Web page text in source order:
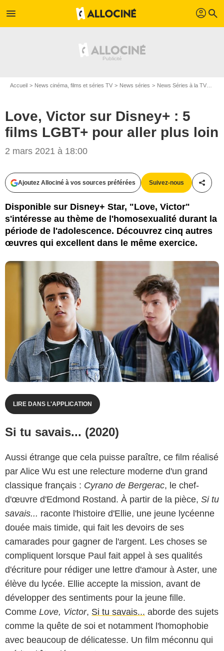
menu profil search
Accueil News cinéma, films et séries TV News séries News Séries à la TV
Love, Victor sur Disney+ : 5
films LGBT+ pour aller plus loin
2 mars 2021 à 18:00
Ajoutez Allociné à vos sources préférées Suivez-nous
Disponible sur Disney+ Star, "Love, Victor"
s'intéresse au thème de l'homosexualité durant la
période de l'adolescence. Découvrez cinq autres
œuvres qui excellent dans le même exercice.
LIRE DANS L'APPLICATION
Si tu savais... (2020)
Aussi étrange que cela puisse paraître, ce film réalisé
par Alice Wu est une relecture moderne d'un grand
classique français : Cyrano de Bergerac, le chef-
d'œuvre d'Edmond Rostand. À partir de la pièce, Si tu
savais... raconte l'histoire d'Ellie, une jeune lycéenne
douée mais timide, qui fait les devoirs de ses
camarades pour gagner de l'argent. Les choses se
compliquent lorsque Paul fait appel à ses qualités
d'écriture pour rédiger une lettre d'amour à Aster, une
élève du lycée. Ellie accepte la mission, avant de
développer des sentiments pour la jeune fille.
Comme Love, Victor, Si tu savais... aborde des sujets
comme la quête de soi et notamment l'homophobie
avec beaucoup de délicatesse. Un film méconnu qui